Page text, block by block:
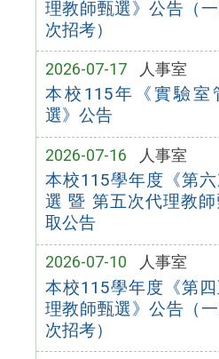
理教師甄選》公告（
次招考）
2026-07-17 人事室
本校115年《實驗室
選》公告
2026-07-16 人事室
本校115學年度《第
選 暨 第五次代理教
取公告
2026-07-10 人事室
本校115學年度《第
理教師甄選》公告（
次招考）